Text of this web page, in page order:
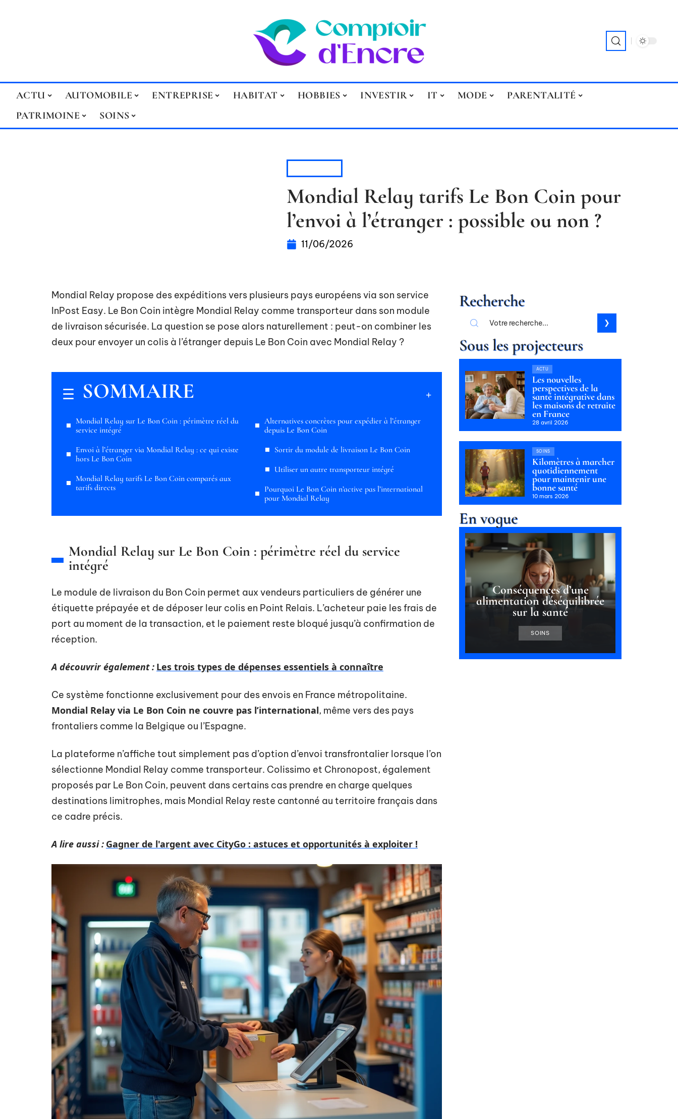
ACTU AUTOMOBILE ENTREPRISE HABITAT HOBBIES INVESTIR IT MODE
PARENTALITÉ
PATRIMOINE
SOINS
Mondial Relay tarifs Le Bon Coin pour
l’envoi à l’étranger : possible ou non ?
11/06/2026
Mondial Relay propose des expéditions vers plusieurs pays européens via son service
InPost Easy. Le Bon Coin intègre Mondial Relay comme transporteur dans son module
de livraison sécurisée. La question se pose alors naturellement : peut-on combiner les
deux pour envoyer un colis à l’étranger depuis Le Bon Coin avec Mondial Relay ?
SOMMAIRE
Mondial Relay sur Le Bon Coin : périmètre réel du
service intégré
Envoi à l’étranger via Mondial Relay : ce qui existe
hors Le Bon Coin
Mondial Relay tarifs Le Bon Coin comparés aux
tarifs directs
Alternatives concrètes pour expédier à l’étranger
depuis Le Bon Coin
Sortir du module de livraison Le Bon Coin
Utiliser un autre transporteur intégré
Pourquoi Le Bon Coin n’active pas l’international
pour Mondial Relay
Mondial Relay sur Le Bon Coin : périmètre réel du service
intégré
Le module de livraison du Bon Coin permet aux vendeurs particuliers de générer une
étiquette prépayée et de déposer leur colis en Point Relais. L’acheteur paie les frais de
port au moment de la transaction, et le paiement reste bloqué jusqu’à confirmation de
réception.
A découvrir également : Les trois types de dépenses essentiels à connaître
Ce système fonctionne exclusivement pour des envois en France métropolitaine.
Mondial Relay via Le Bon Coin ne couvre pas l’international, même vers des pays
frontaliers comme la Belgique ou l’Espagne.
La plateforme n’affiche tout simplement pas d’option d’envoi transfrontalier lorsque l’on
sélectionne Mondial Relay comme transporteur. Colissimo et Chronopost, également
proposés par Le Bon Coin, peuvent dans certains cas prendre en charge quelques
destinations limitrophes, mais Mondial Relay reste cantonné au territoire français dans
ce cadre précis.
A lire aussi : Gagner de l'argent avec CityGo : astuces et opportunités à exploiter !
Recherche
Sous les projecteurs
ACTU
Les nouvelles
perspectives de la
santé intégrative dans
les maisons de retraite
en France
28 avril 2026
SOINS
Kilomètres à marcher
quotidiennement
pour maintenir une
bonne santé
10 mars 2026
En vogue
Conséquences d’une
alimentation déséquilibrée
sur la santé
SOINS